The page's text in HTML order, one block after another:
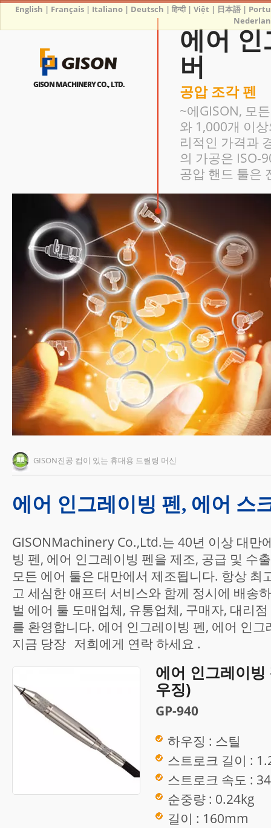
GISON MACHINERY CO., LTD.
에어 인
버
공압 조각 펜
~에GISON, 모
와 1,000개 이
리적인 가격과
의 가공은 ISO-
공압 핸드 툴은
GISON진공 컵이 있는 휴대용 드릴링 머신
에어 인그레이빙 펜, 에어 스
GISONMachinery Co.,Ltd.는 40년 이상 대만
빙 펜, 에어 인그레이빙 펜을 제조, 공급 및 수
모든 에어 툴은 대만에서 제조됩니다. 항상 최
고 세심한 애프터 서비스와 함께 정시에 배송
벌 에어 툴 도매업체, 유통업체, 구매자, 대리
를 환영합니다. 에어 인그레이빙 펜, 에어 인
지금 당장 저희에게 연락하세요 .
에어 인그레이
우징)
GP-940
하우징 : 스틸
스트로크 길이 :
스트로크 속도 :
순중량 : 0.24kg
길이 : 160mm
English | Français | Italiano | Deutsch |हिन्दी|Việt | 日本語 |